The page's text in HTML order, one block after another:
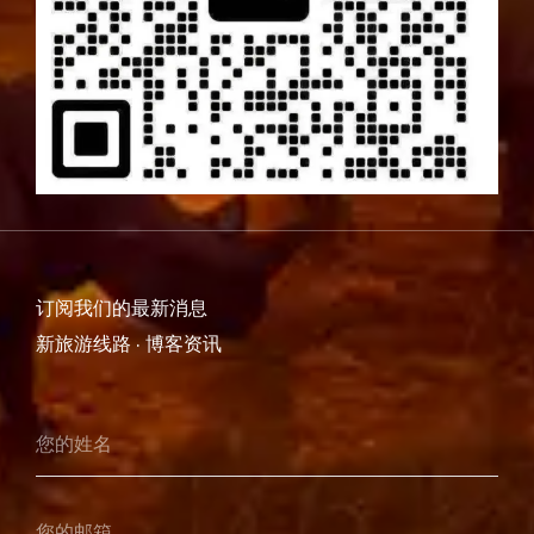
订阅我们的最新消息
新旅游线路 · 博客资讯